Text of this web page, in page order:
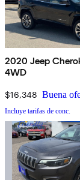
2020 Jeep
4WD
$16,348 Buena
Incluye tarifas de conc.